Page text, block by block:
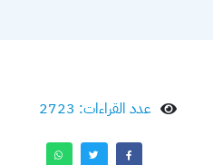
عدد القراءات: 2723